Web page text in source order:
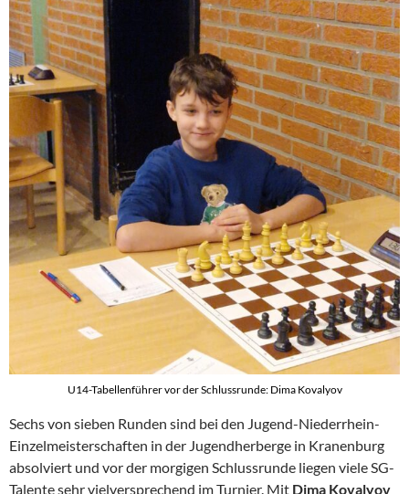
U14-Tabellenführer vor der Schlussrunde: Dima Kovalyov
Sechs von sieben Runden sind bei den Jugend-Niederrhein-
Einzelmeisterschaften in der Jugendherberge in Kranenburg
absolviert und vor der morgigen Schlussrunde liegen viele SG-
Talente sehr vielversprechend im Turnier. Mit Dima Kovalyov